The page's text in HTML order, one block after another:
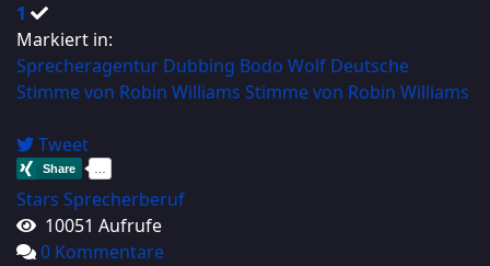
1
Markiert in:
Sprecheragentur Dubbing Bodo Wolf Deutsche
Stimme von Robin Williams Stimme von Robin Williams
Tweet
Stars Sprecherberuf
10051 Aufrufe
0 Kommentare